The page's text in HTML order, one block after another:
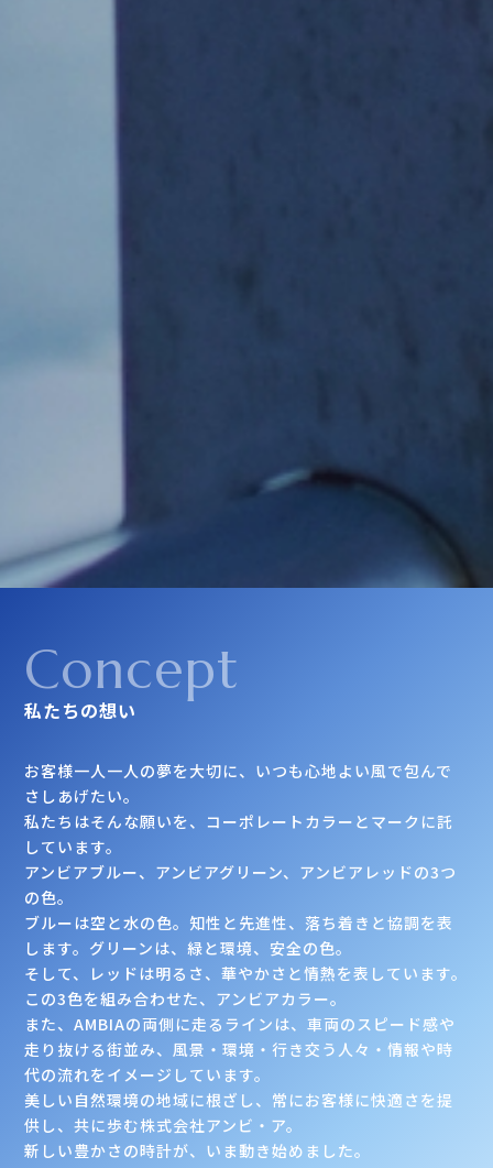
Concept
私たちの想い
お客様一人一人の夢を大切に、いつも心地よい風で包んで
さしあげたい。
私たちはそんな願いを、コーポレートカラーとマークに託
しています。
アンビアブルー、アンビアグリーン、アンビアレッドの3つ
の色。
ブルーは空と水の色。知性と先進性、落ち着きと協調を表
します。グリーンは、緑と環境、安全の色。
そして、レッドは明るさ、華やかさと情熱を表しています。
この3色を組み合わせた、アンビアカラー。
また、AMBIAの両側に走るラインは、車両のスピード感や
走り抜ける街並み、風景・環境・行き交う人々・情報や時
代の流れをイメージしています。
美しい自然環境の地域に根ざし、常にお客様に快適さを提
供し、共に歩む株式会社アンビ・ア。
新しい豊かさの時計が、いま動き始めました。